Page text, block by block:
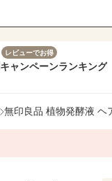
レビューでお得
キャンペーンランキング
無印良品 植物発酵液 ヘ